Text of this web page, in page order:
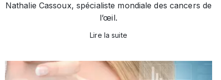
Nathalie Cassoux, spécialiste mondiale des cancers de
l’œil.
Lire la suite